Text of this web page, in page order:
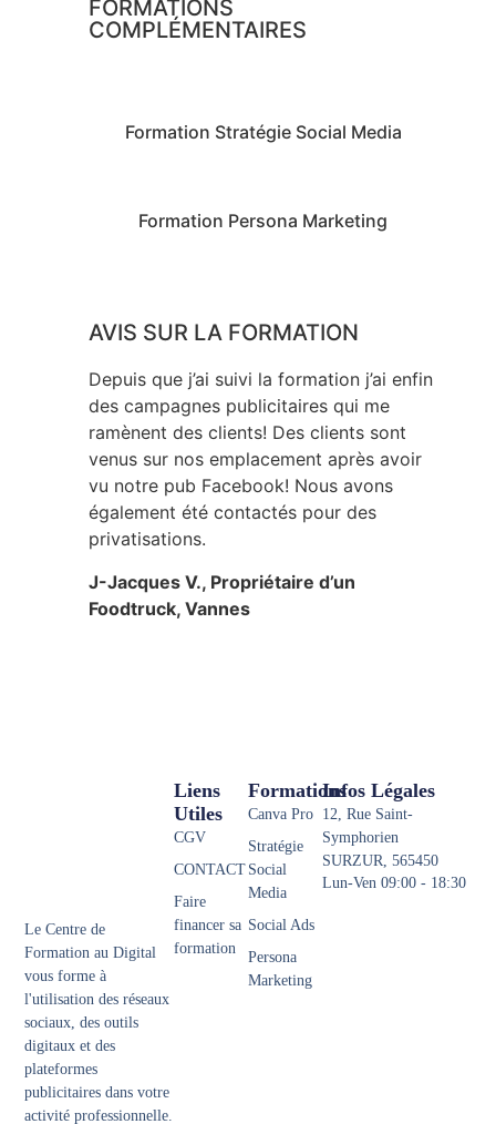
FORMATIONS
COMPLÉMENTAIRES
Formation Stratégie Social Media
Formation Persona Marketing
AVIS SUR LA FORMATION
Depuis que j’ai suivi la formation j’ai enfin
des campagnes publicitaires qui me
ramènent des clients! Des clients sont
venus sur nos emplacement après avoir
vu notre pub Facebook! Nous avons
également été contactés pour des
privatisations.
J-Jacques V., Propriétaire d’un
Foodtruck, Vannes
Le Centre de
Formation au Digital
vous forme à
l'utilisation des réseaux
sociaux, des outils
digitaux et des
plateformes
publicitaires dans votre
activité professionnelle.
Formations
Canva Pro
Stratégie
Social
Media
Social Ads
Persona
Marketing
Liens
Utiles
CGV
CONTACT
Faire
financer sa
formation
Infos Légales
12, Rue Saint-
Symphorien
SURZUR, 565450
Lun-Ven 09:00 - 18:30